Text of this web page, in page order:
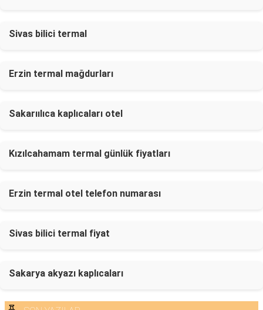
Sivas bilici termal
Erzin termal mağdurları
Sakarıılıca kaplıcaları otel
Kızılcahamam termal günlük fiyatları
Erzin termal otel telefon numarası
Sivas bilici termal fiyat
Sakarya akyazı kaplıcaları